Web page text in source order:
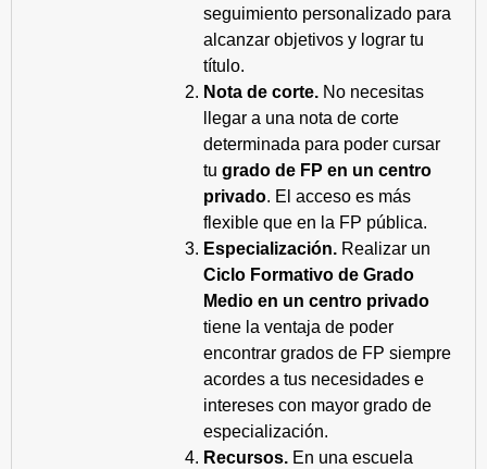
seguimiento personalizado para
alcanzar objetivos y lograr tu
título.
Nota de corte. No necesitas
llegar a una nota de corte
determinada para poder cursar
tu grado de FP en un centro
privado. El acceso es más
flexible que en la FP pública.
Especialización. Realizar un
Ciclo Formativo de Grado
Medio en un centro privado
tiene la ventaja de poder
encontrar grados de FP siempre
acordes a tus necesidades e
intereses con mayor grado de
especialización.
Recursos. En una escuela